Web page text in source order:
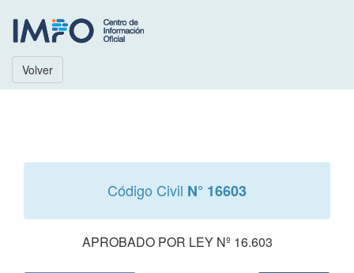
Volver
Código Civil N° 16603
APROBADO POR LEY Nº 16.603